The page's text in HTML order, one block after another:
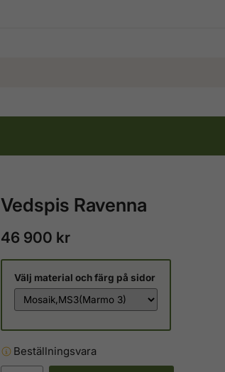
Vedspis Ravenna
46 900 kr
Välj material och färg på sidor
Beställningsvara